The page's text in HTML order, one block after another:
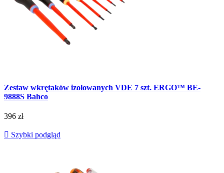
Zestaw wkrętaków izolowanych VDE 7 szt. ERGO™ BE-
9888S Bahco
396 zł
 Szybki podgląd